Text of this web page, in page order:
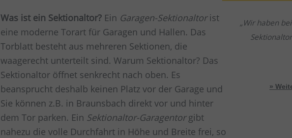
Wir haben
»
Was ist ein Sektionaltor?Ein Garagen-Sektionaltorist
eine moderne Torart für Garagen und Hallen. Das
Torblatt besteht aus mehreren Sektionen, die
waagerecht unterteilt sind. Warum Sektionaltor? Das
Sektionaltor öffnet senkrecht nach oben. Es
beansprucht deshalb keinen Platz vor der Garage und
Sie können z.B. in Braunsbach direkt vor und hinter
dem Tor parken. Ein Sektionaltor-Garagentorgibt
nahezu die volle Durchfahrt in Höhe und Breite frei, so